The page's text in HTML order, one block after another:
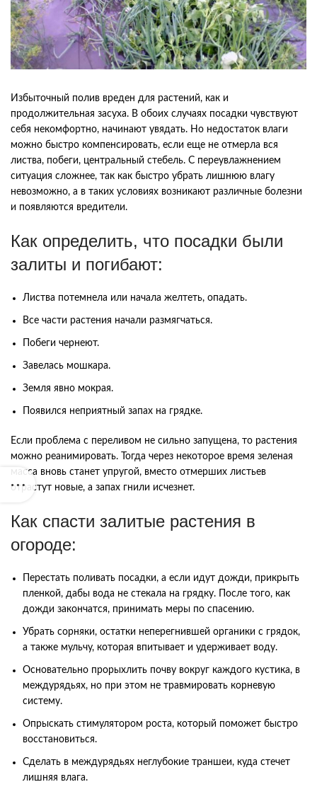
Избыточный полив вреден для растений, как и
продолжительная засуха. В обоих случаях посадки чувствуют
себя некомфортно, начинают увядать. Но недостаток влаги
можно быстро компенсировать, если еще не отмерла вся
листва, побеги, центральный стебель. С переувлажнением
ситуация сложнее, так как быстро убрать лишнюю влагу
невозможно, а в таких условиях возникают различные болезни
и появляются вредители.
Как определить, что посадки были
залиты и погибают:
Листва потемнела или начала желтеть, опадать.
Все части растения начали размягчаться.
Побеги чернеют.
Завелась мошкара.
Земля явно мокрая.
Появился неприятный запах на грядке.
Если проблема с переливом не сильно запущена, то растения
можно реанимировать. Тогда через некоторое время зеленая
масса вновь станет упругой, вместо отмерших листьев
отрастут новые, а запах гнили исчезнет.
Как спасти залитые растения в
огороде:
Перестать поливать посадки, а если идут дожди, прикрыть
пленкой, дабы вода не стекала на грядку. После того, как
дожди закончатся, принимать меры по спасению.
Убрать сорняки, остатки неперегнившей органики с грядок,
а также мульчу, которая впитывает и удерживает воду.
Основательно прорыхлить почву вокруг каждого кустика, в
междурядьях, но при этом не травмировать корневую
систему.
Опрыскать стимулятором роста, который поможет быстро
восстановиться.
Сделать в междурядьях неглубокие траншеи, куда стечет
лишняя влага.